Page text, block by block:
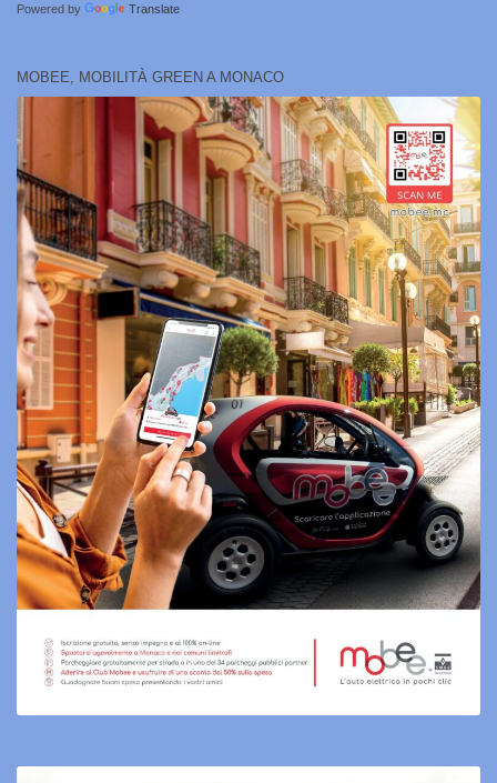
Powered by Translate
MOBEE, MOBILITÀ GREEN A MONACO